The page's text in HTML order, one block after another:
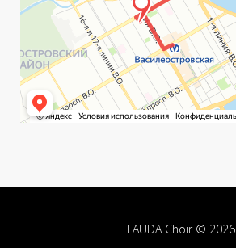
LAUDA Choir © 2026